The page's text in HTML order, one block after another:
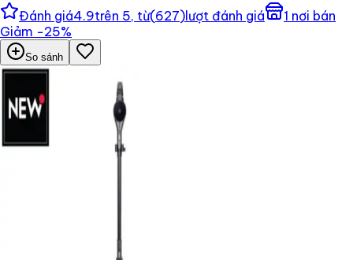
Đánh giá4.9trên 5, từ(627)lượt đánh giá 1 nơi bán
Giảm −25%
So sánh